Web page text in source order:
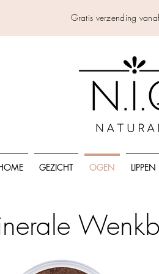
Gratis verzending
GEZICHT OGEN LIPPEN